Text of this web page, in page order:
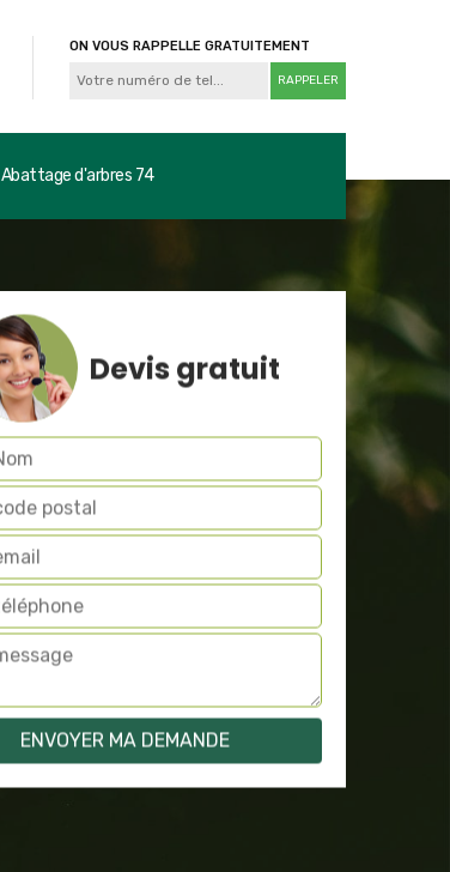
ON VOUS RAPPELLE GRATUITEMENT
Abattage d'arbres 74
Devis gratuit